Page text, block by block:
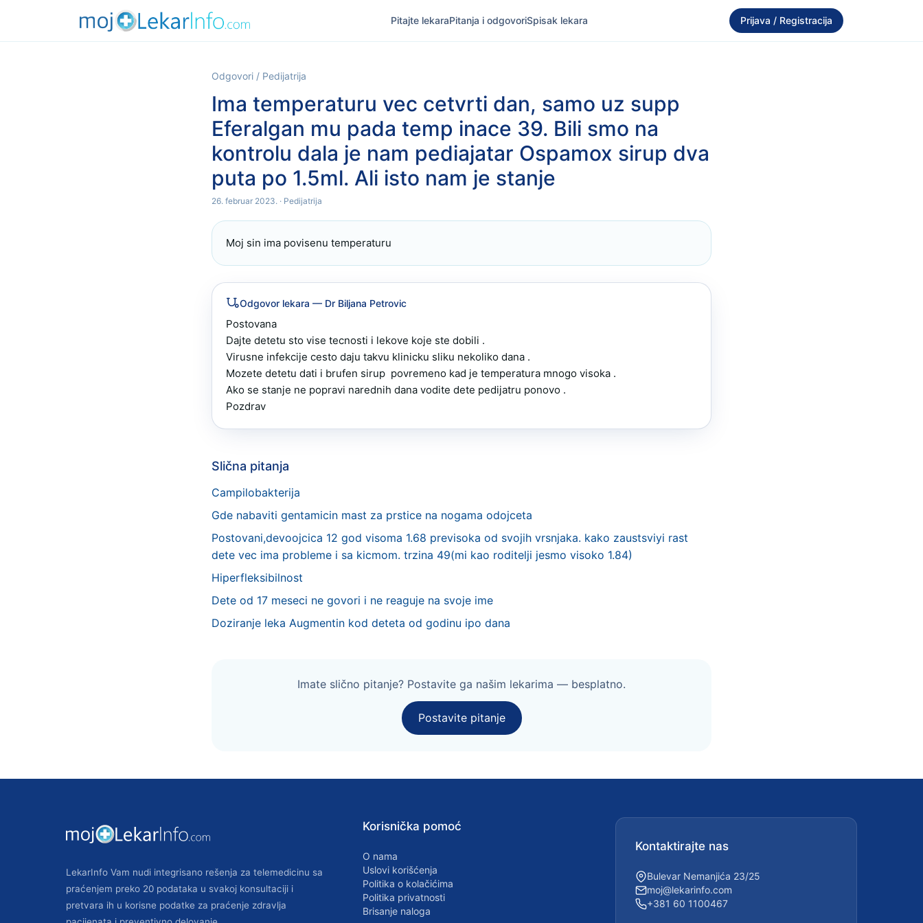
Pitajte lekaraPitanja i odgovoriSpisak lekara Prijava / Registracija
Odgovori / Pedijatrija
Ima temperaturu vec cetvrti dan, samo uz supp
Eferalgan mu pada temp inace 39. Bili smo na
kontrolu dala je nam pediajatar Ospamox sirup dva
puta po 1.5ml. Ali isto nam je stanje
26. februar 2023. · Pedijatrija
Moj sin ima povisenu temperaturu
Odgovor lekara — Dr Biljana Petrovic
Postovana
Dajte detetu sto vise tecnosti i lekove koje ste dobili .
Virusne infekcije cesto daju takvu klinicku sliku nekoliko dana .
Mozete detetu dati i brufen sirup  povremeno kad je temperatura mnogo visoka .
Ako se stanje ne popravi narednih dana vodite dete pedijatru ponovo .
Pozdrav
Slična pitanja
Campilobakterija
Gde nabaviti gentamicin mast za prstice na nogama odojceta
Postovani,devoojcica 12 god visoma 1.68 previsoka od svojih vrsnjaka. kako zaustsviyi rast
dete vec ima probleme i sa kicmom. trzina 49(mi kao roditelji jesmo visoko 1.84)
Hiperfleksibilnost
Dete od 17 meseci ne govori i ne reaguje na svoje ime
Doziranje leka Augmentin kod deteta od godinu ipo dana
Imate slično pitanje? Postavite ga našim lekarima — besplatno.
Postavite pitanje
LekarInfo Vam nudi integrisano rešenja za telemedicinu sa
praćenjem preko 20 podataka u svakoj konsultaciji i
pretvara ih u korisne podatke za praćenje zdravlja
Korisnička pomoć
O nama
Uslovi korišćenja
Politika o kolačićima
Politika privatnosti
Brisanje naloga
Kontaktirajte nas
Bulevar Nemanjića 23/25
moj@lekarinfo.com
+381 60 1100467